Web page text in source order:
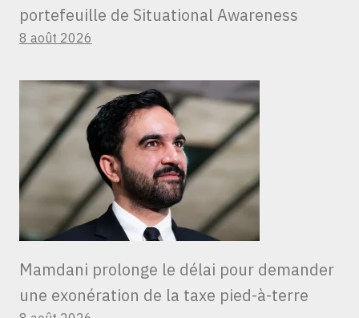
portefeuille de Situational Awareness
8 août 2026
Mamdani prolonge le délai pour demander
une exonération de la taxe pied-à-terre